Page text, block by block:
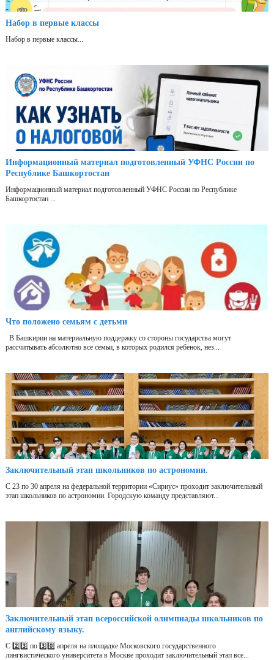
Набор в первые классы
Набор в первые классы...
Информационный материал подготовленный УФНС России по
Республике Башкортостан
Информационный материал подготовленный УФНС России по Республике
Башкортостан ...
Что положено семьям с детьми
В Башкирии на материальную поддержку со стороны государства могут
рассчитывать абсолютно все семьи, в которых родился ребенок, нез...
Заключительный этап школьников по астрономии.
С 23 по 30 апреля на федеральной территории «Сириус» проходит заключительный
этап школьников по астрономии. Городскую команду представляют...
Заключительный этап всероссийской олимпиады школьников по
английскому языку.
С 2️⃣3️⃣ по 3️⃣0️⃣ апреля на площадке Московского государственного
лингвистического университета в Москве проходит заключительный этап все...